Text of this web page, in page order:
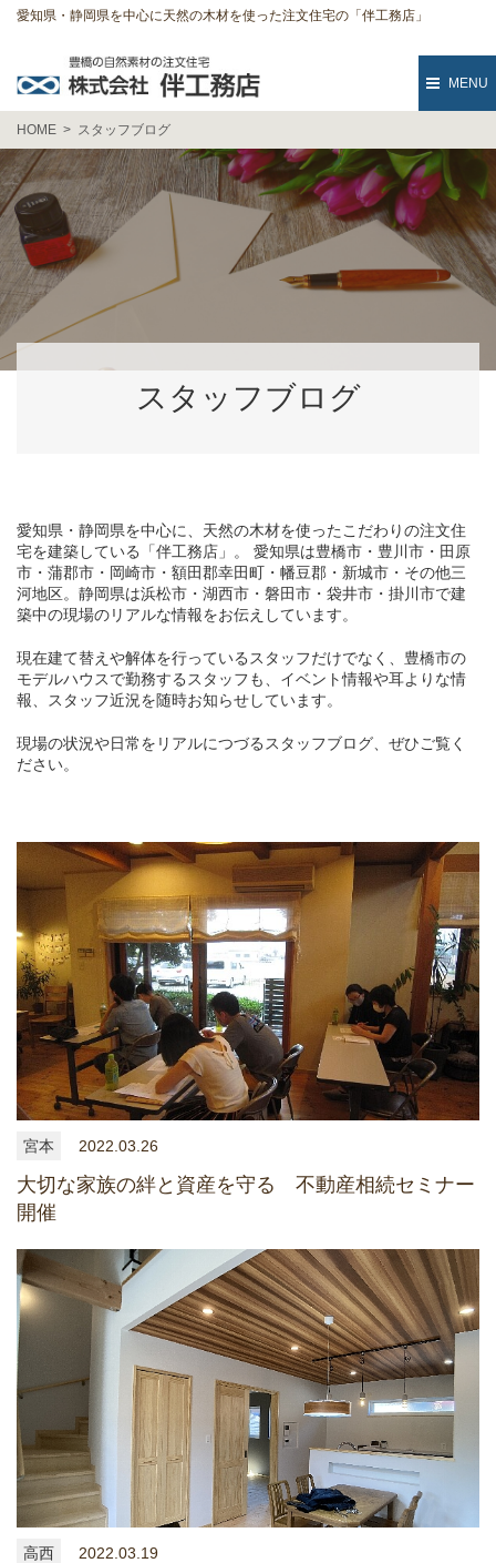
愛知県・静岡県を中心に天然の木材を使った注文住宅の「伴工務店」
MENU
HOME スタッフブログ
スタッフブログ
愛知県・静岡県を中心に、天然の木材を使ったこだわりの注文住
宅を建築している「伴工務店」。 愛知県は豊橋市・豊川市・田原
市・蒲郡市・岡崎市・額田郡幸田町・幡豆郡・新城市・その他三
河地区。静岡県は浜松市・湖西市・磐田市・袋井市・掛川市で建
築中の現場のリアルな情報をお伝えしています。
現在建て替えや解体を行っているスタッフだけでなく、豊橋市の
モデルハウスで勤務するスタッフも、イベント情報や耳よりな情
報、スタッフ近況を随時お知らせしています。
現場の状況や日常をリアルにつづるスタッフブログ、ぜひご覧く
ださい。
宮本 2022.03.26
大切な家族の絆と資産を守る 不動産相続セミナー
開催
高西 2022.03.19